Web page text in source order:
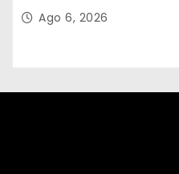
Abelardo de la Espriella
Ago 6, 2026